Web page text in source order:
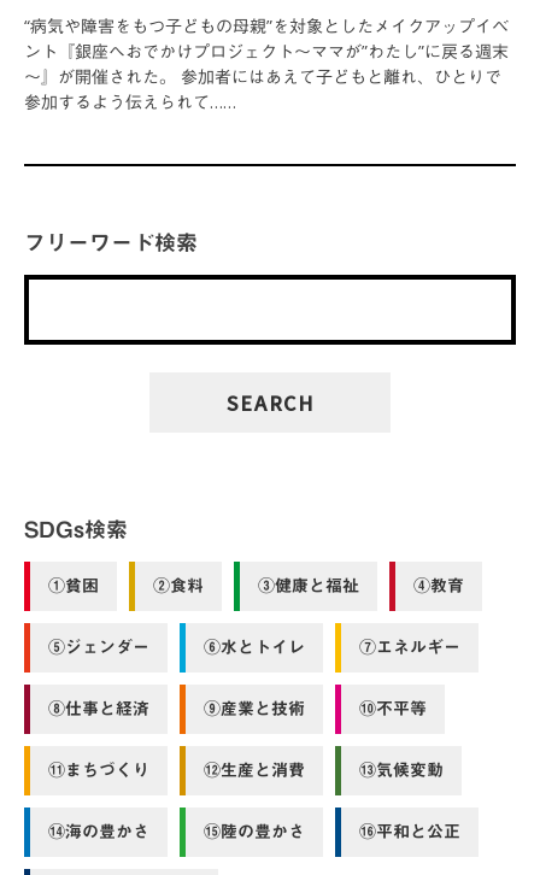
“病気や障害をもつ子どもの母親”を対象としたメイクアップイベ
ント『銀座へおでかけプロジェクト～ママが”わたし”に戻る週末
～』が開催された。 参加者にはあえて子どもと離れ、ひとりで
参加するよう伝えられて……
フリーワード検索
SDGs検索
①貧困 ②食料 ③健康と福祉 ④教育
⑤ジェンダー ⑥水とトイレ ⑦エネルギー
⑧仕事と経済 ⑨産業と技術 ⑩不平等
⑪まちづくり ⑫生産と消費 ⑬気候変動
⑭海の豊かさ ⑮陸の豊かさ ⑯平和と公正